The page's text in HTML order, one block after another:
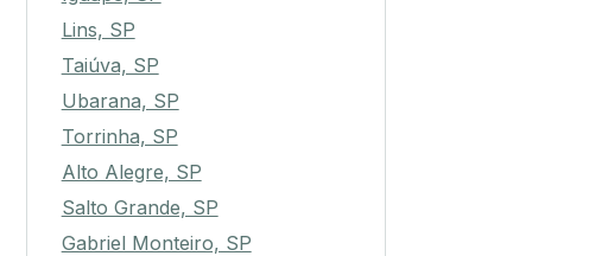
Lins, SP
Taiúva, SP
Ubarana, SP
Torrinha, SP
Alto Alegre, SP
Salto Grande, SP
Gabriel Monteiro, SP